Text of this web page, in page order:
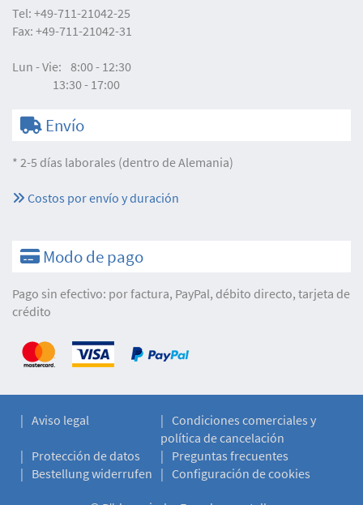
Tel: +49-711-21042-25
Fax: +49-711-21042-31
Lun - Vie: 8:00 - 12:30
13:30 - 17:00
Envío
* 2-5 días laborales (dentro de Alemania)
Costos por envío y duración
Modo de pago
Pago sin efectivo: por factura, PayPal, débito directo, tarjeta de
crédito
Aviso legal
Condiciones comerciales y
política de cancelación
Protección de datos
Preguntas frecuentes
Bestellung widerrufen
Configuración de cookies